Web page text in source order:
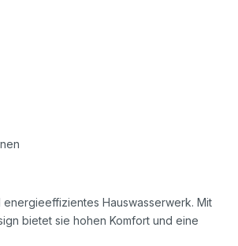
Hauswasserwerk. Mit
bietet sie hohen Komfort und eine